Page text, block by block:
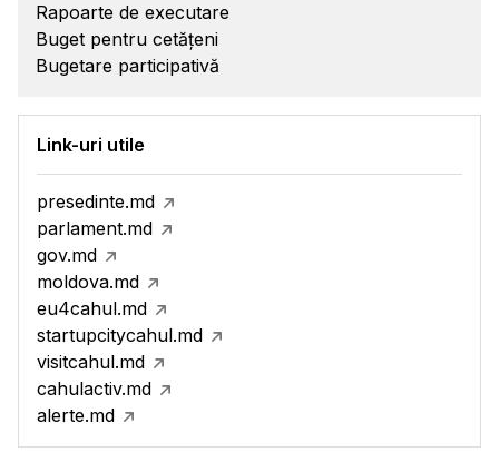
Rapoarte de executare
Buget pentru cetățeni
Bugetare participativă
Link-uri utile
presedinte.md
parlament.md
gov.md
moldova.md
eu4cahul.md
startupcitycahul.md
visitcahul.md
cahulactiv.md
alerte.md